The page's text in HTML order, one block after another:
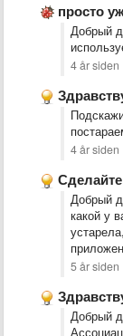
просто
Добрый
4 år siden
Здравствуйте,
4 år siden
Добрый
какой у
5 år siden
Добрый